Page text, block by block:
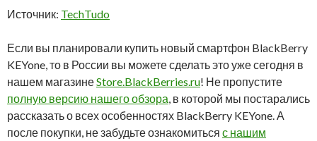
Источник: TechTudo
Если вы планировали купить новый смартфон BlackBerry
KEYone, то в России вы можете сделать это уже сегодня в
нашем магазинеStore.BlackBerries.ru! Не пропустите
полную версию нашего обзора, в которой мы постарались
рассказать о всех особенностях BlackBerry KEYone. А
после покупки, не забудьте ознакомиться с нашим